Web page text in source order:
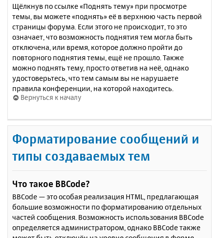
Щёлкнув по ссылке «Поднять тему» при просмотре
темы, вы можете «поднять» её в верхнюю часть первой
страницы форума. Если этого не происходит, то это
означает, что возможность поднятия тем могла быть
отключена, или время, которое должно пройти до
повторного поднятия темы, ещё не прошло. Также
можно поднять тему, просто ответив на неё, однако
удостоверьтесь, что тем самым вы не нарушаете
правила конференции, на которой находитесь.
Вернуться к началу
Форматирование сообщений и
типы создаваемых тем
Что такое BBCode?
BBCode — это особая реализация HTML, предлагающая
большие возможности по форматированию отдельных
частей сообщения. Возможность использования BBCode
определяется администратором, однако BBCode также